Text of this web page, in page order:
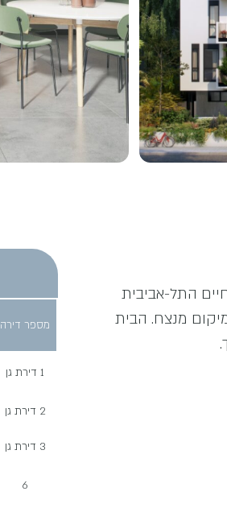
התל-אביבית
מנצח. הבית
מספר דירה
1 דירת גן
2 דירת גן
3 דירת גן
6